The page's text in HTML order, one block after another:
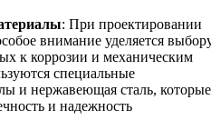
: При проектировании
внимание уделяется
к коррозии и механическим
специальные
и нержавеющая сталь, которые
и надежность